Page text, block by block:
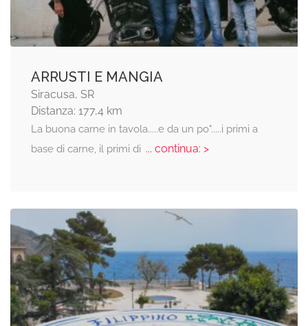
ARRUSTI E MANGIA
Siracusa, SR
Distanza: 177,4 km
La buona carne in tavola.....e da un po".....i primi a
base di carne, il primi di ... continua: >